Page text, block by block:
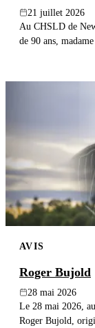
21 juillet 2026
Au CHSLD de
de 90 ans,
AVIS
Roger Bujold
28 mai 2026
Le 28 mai 2026,
Roger Bujold,